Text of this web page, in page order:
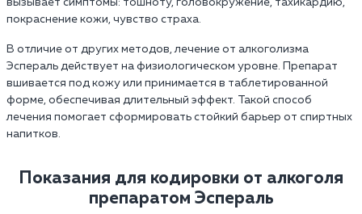
вызывает симптомы: тошноту, головокружение, тахикардию,
покраснение кожи, чувство страха.
В отличие от других методов, лечение от алкоголизма
Эспераль действует на физиологическом уровне. Препарат
вшивается под кожу или принимается в таблетированной
форме, обеспечивая длительный эффект. Такой способ
лечения помогает сформировать стойкий барьер от спиртных
напитков.
Показания для кодировки от алкоголя
препаратом Эспераль